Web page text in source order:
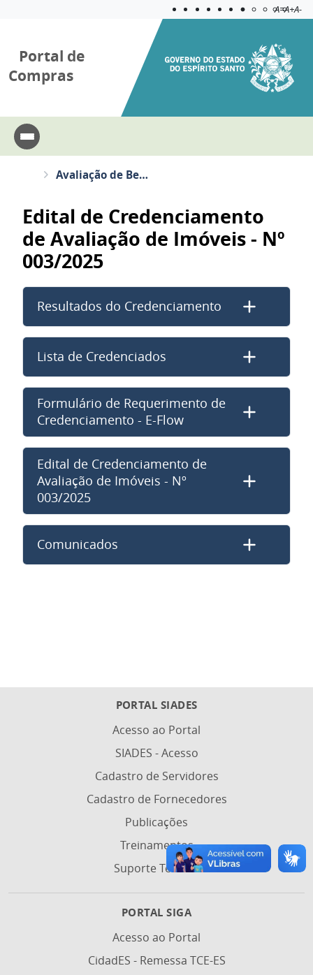
Aplicar
A=A+A-
Portal de
Compras
Avaliação de Bens Imóveis - Edital SEGER 03/2025
Edital de Credenciamento
de Avaliação de Imóveis - Nº
003/2025
Resultados do Credenciamento
Lista de Credenciados
Formulário de Requerimento de
Credenciamento - E-Flow
Edital de Credenciamento de
Avaliação de Imóveis - Nº
003/2025
Comunicados
PORTAL SIADES
Acesso ao Portal
SIADES - Acesso
Cadastro de Servidores
Cadastro de Fornecedores
Publicações
Treinamentos
Suporte Técnico
PORTAL SIGA
Acesso ao Portal
CidadES - Remessa TCE-ES